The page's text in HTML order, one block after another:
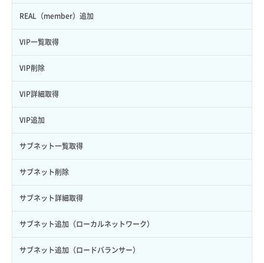
VMメタデータ詳細取得
VMリサイズ
VM一覧取得
VM削除
VM操作（起動/停止/再起動/強制停止）
VM設定変更
VM詳細一覧取得
VM詳細取得
VM追加
VPS利用状況グラフ（CPU）
REAL（member）追加
VIP一覧取得
VIP削除
VIP詳細取得
VIP追加
サブネット一覧取得
サブネット削除
サブネット詳細取得
サブネット追加（ローカルネットワーク）
サブネット追加（ロードバランサー）